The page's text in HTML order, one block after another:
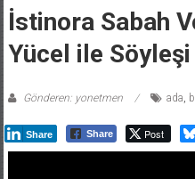
İstinora Sabah
Yücel ile Söyleşi
Gönderen: yonetmen ,
Share Share Post